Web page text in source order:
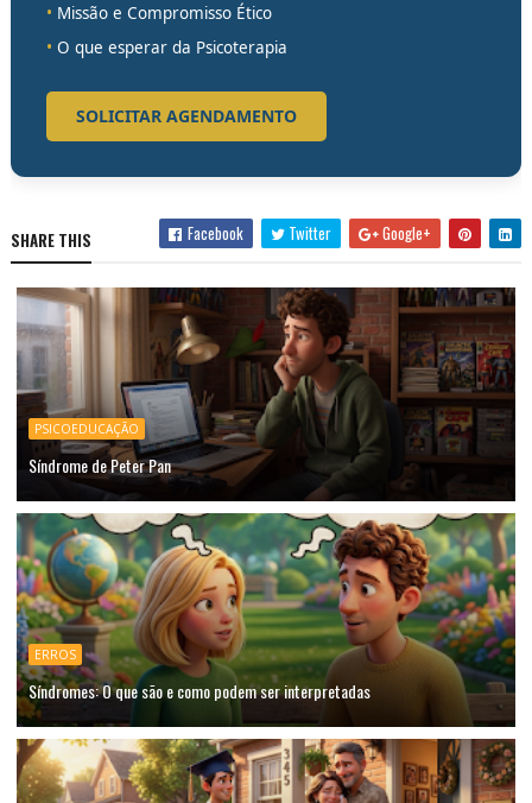
• Missão e Compromisso Ético
• O que esperar da Psicoterapia
SOLICITAR AGENDAMENTO
SHARE THIS Facebook Twitter Google+
PSICOEDUCAÇÃO
Síndrome de Peter Pan
ERROS
Síndromes: O que são e como podem ser interpretadas